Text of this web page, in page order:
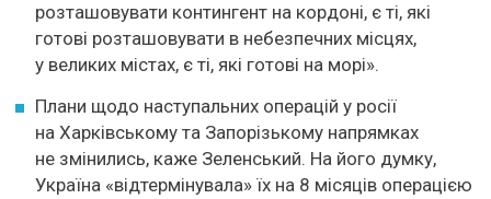
розташовувати контингент на кордоні, є ті, які
готові розташовувати в небезпечних місцях,
у великих містах, є ті, які готові на морі».
Плани щодо наступальних операцій у росії
на Харківському та Запорізькому напрямках
не змінились, каже Зеленський. На його думку,
Україна «відтермінувала» їх на 8 місяців операцією